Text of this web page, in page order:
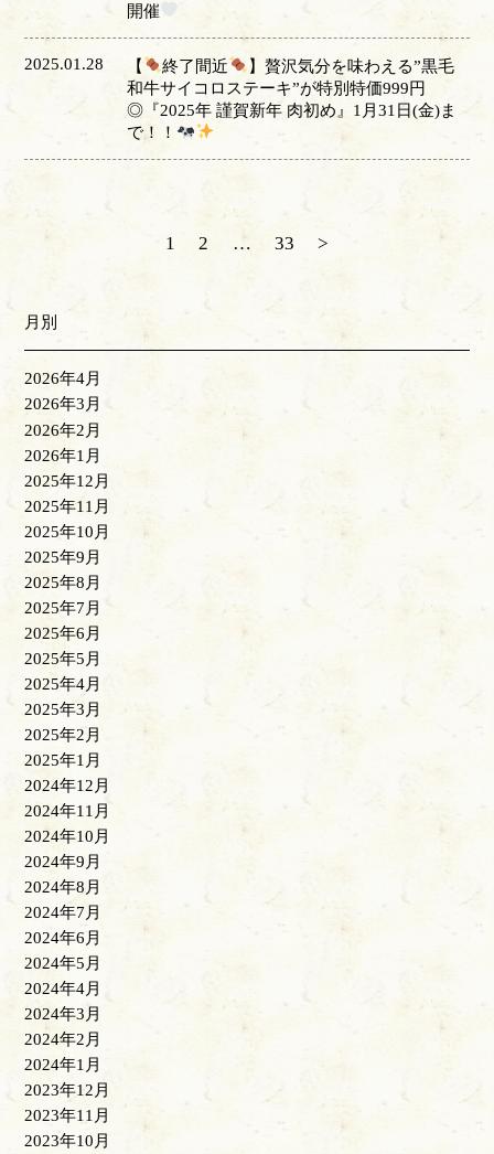
開催
2025.01.28 【 終了間近
】贅沢気分を味わえる”黒毛
和牛サイコロステーキ”が特別特価999円
◎『2025年 謹賀新年 肉初め』1月31日(金)ま
で！！
1 2 … 33 >
月別
2026年4月
2026年3月
2026年2月
2026年1月
2025年12月
2025年11月
2025年10月
2025年9月
2025年8月
2025年7月
2025年6月
2025年5月
2025年4月
2025年3月
2025年2月
2025年1月
2024年12月
2024年11月
2024年10月
2024年9月
2024年8月
2024年7月
2024年6月
2024年5月
2024年4月
2024年3月
2024年2月
2024年1月
2023年12月
2023年11月
2023年10月